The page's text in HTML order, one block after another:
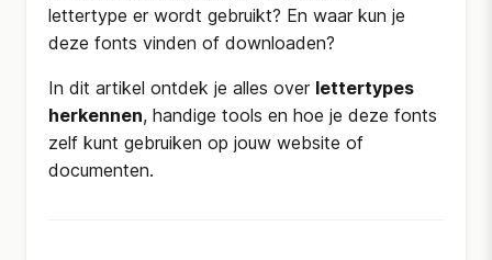
lettertype er wordt gebruikt? En waar kun je
deze fonts vinden of downloaden?
In dit artikel ontdek je alles over lettertypes
herkennen, handige tools en hoe je deze fonts
zelf kunt gebruiken op jouw website of
documenten.